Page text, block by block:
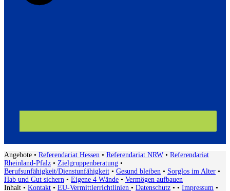
Angebote • Referendariat Hessen • Referendariat NRW • Referendariat
Rheinland-Pfalz • Zielgruppenberatung •
Berufsunfähigkeit/Dienstunfähigkeit • Gesund bleiben • Sorglos im Alter •
Hab und Gut sichern • Eigene 4 Wände • Vermögen aufbauen
Inhalt • Kontakt • EU-Vermittlerrichtlinien • Datenschutz • • Impressum •